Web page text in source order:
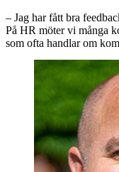
– Jag har fått bra
På HR möter vi många
som ofta handlar om